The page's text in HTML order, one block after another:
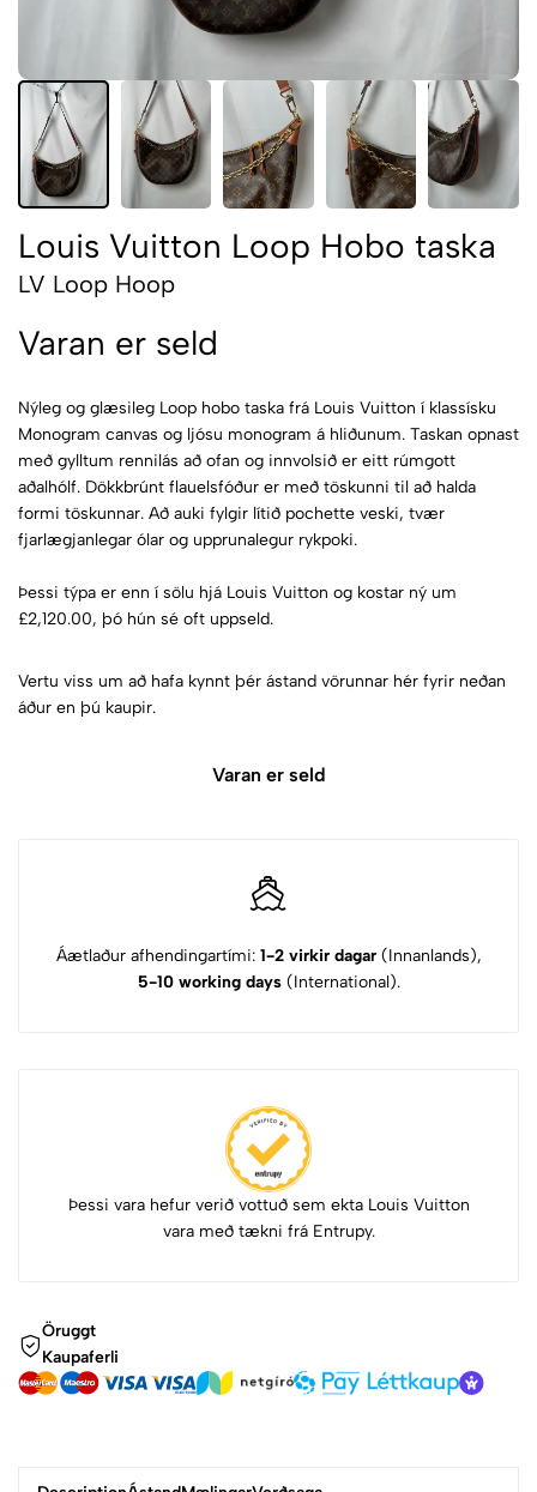
Louis Vuitton Loop Hobo taska
LV Loop Hoop
Varan er seld
Nýleg og glæsileg Loop hobo taska frá Louis Vuitton í klassísku
Monogram canvas og ljósu monogram á hliðunum. Taskan opnast
með gylltum rennilás að ofan og innvolsið er eitt rúmgott
aðalhólf. Dökkbrúnt flauelsfóður er með töskunni til að halda
formi töskunnar. Að auki fylgir lítið pochette veski, tvær
fjarlægjanlegar ólar og upprunalegur rykpoki.
Þessi týpa er enn í sölu hjá Louis Vuitton og kostar ný um
£2,120.00, þó hún sé oft uppseld.
Vertu viss um að hafa kynnt þér ástand vörunnar hér fyrir neðan
áður en þú kaupir.
Varan er seld
Áætlaður afhendingartími: 1-2 virkir dagar (Innanlands),
5-10 working days(International).
Þessi vara hefur verið vottuð sem ekta Louis Vuitton
vara með tækni frá Entrupy.
Öruggt
Kaupaferli